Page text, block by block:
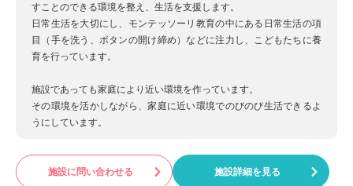
すことのできる環境を整え、生活を支援します。
日常生活を大切にし、モンテッソーリ教育の中にある日常生活の項
目（手を洗う、ボタンの開け締め）などに注力し、こどもたちに養
育を行っています。
施設であっても家庭により近い環境を作っています。
その環境を活かしながら、家庭に近い環境でのびのび生活できるよ
うにしています。
施設に問い合わせる 施設詳細を見る